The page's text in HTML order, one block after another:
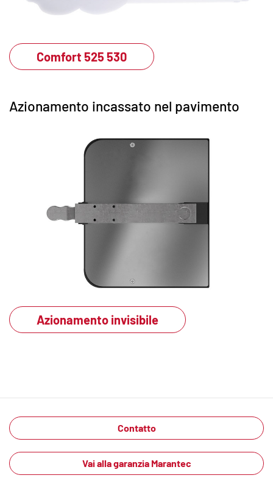
Comfort 525 530
Azionamento incassato nel pavimento
Azionamento invisibile
Contatto
Vai alla garanzia Marantec